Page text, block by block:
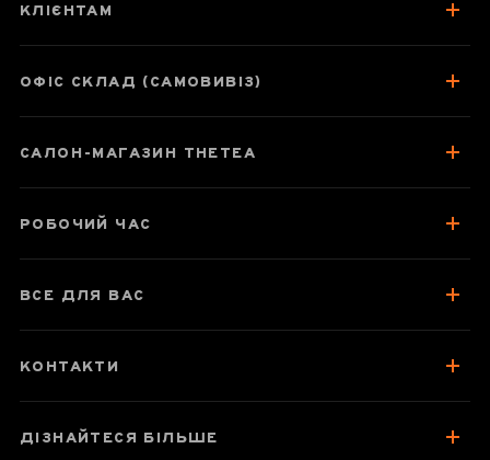
Паспорт товару
Про чай
Варто спробувати
Відгуки чаєманів 1
КЛІЄНТАМ
ОФІС СКЛАД (САМОВИВІЗ)
САЛОН-МАГАЗИН THETEA
РОБОЧИЙ ЧАС
ВСЕ ДЛЯ ВАС
КОНТАКТИ
ДІЗНАЙТЕСЯ БІЛЬШЕ